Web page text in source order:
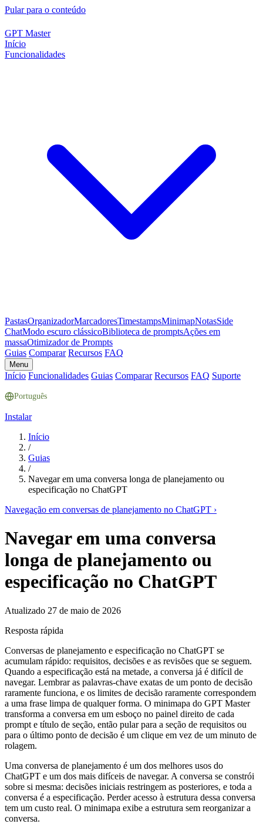
Pular para o conteúdo
GPT Master
Início
Funcionalidades
PastasOrganizadorMarcadoresTimestampsMinimapNotasSide
ChatModo escuro clássicoBiblioteca de promptsAções em
massaOtimizador de Prompts
Guias Comparar Recursos FAQ
Menu
Início Funcionalidades Guias Comparar Recursos FAQ Suporte
Português
Instalar
Início
/
Guias
/
Navegar em uma conversa longa de planejamento ou
especificação no ChatGPT
Navegação em conversas de planejamento no ChatGPT ›
Navegar em uma conversa
longa de planejamento ou
especificação no ChatGPT
Atualizado 27 de maio de 2026
Resposta rápida
Conversas de planejamento e especificação no ChatGPT se
acumulam rápido: requisitos, decisões e as revisões que se seguem.
Quando a especificação está na metade, a conversa já é difícil de
navegar. Lembrar as palavras-chave exatas de um ponto de decisão
raramente funciona, e os limites de decisão raramente correspondem
a uma frase limpa de qualquer forma. O minimapa do GPT Master
transforma a conversa em um esboço no painel direito de cada
prompt e título de seção, então pular para a seção de requisitos ou
para o último ponto de decisão é um clique em vez de um minuto de
rolagem.
Uma conversa de planejamento é um dos melhores usos do
ChatGPT e um dos mais difíceis de navegar. A conversa se constrói
sobre si mesma: decisões iniciais restringem as posteriores, e toda a
conversa é a especificação. Perder acesso à estrutura dessa conversa
tem um custo real. O minimapa exibe a estrutura sem reorganizar a
conversa.